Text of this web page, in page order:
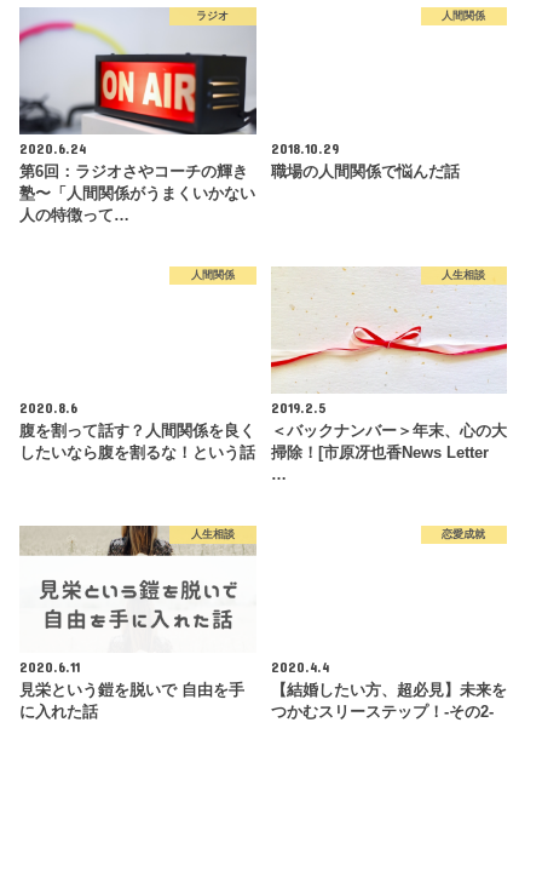
ラジオ
2020.6.24
第6回：ラジオさやコーチの輝き
塾〜「人間関係がうまくいかない
人の特徴って…
人間関係
2018.10.29
職場の人間関係で悩んだ話
人間関係
2020.8.6
腹を割って話す？人間関係を良く
したいなら腹を割るな！という話
人生相談
2019.2.5
＜バックナンバー＞年末、心の大
掃除！[市原冴也香News Letter
…
人生相談
2020.6.11
見栄という鎧を脱いで 自由を手
に入れた話
恋愛成就
2020.4.4
【結婚したい方、超必見】未来を
つかむスリーステップ！-その2-